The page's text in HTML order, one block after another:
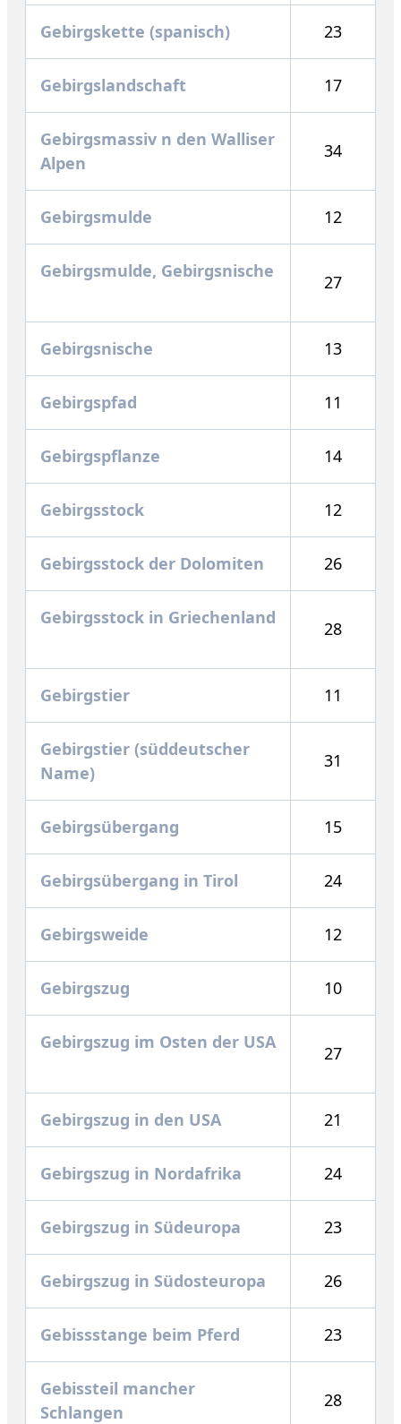
Gebirgskette (spanisch) 23
Gebirgslandschaft 17
Gebirgsmassiv n den Walliser
Alpen
34
Gebirgsmulde 12
Gebirgsmulde, Gebirgsnische
27
Gebirgsnische 13
Gebirgspfad 11
Gebirgspflanze 14
Gebirgsstock 12
Gebirgsstock der Dolomiten 26
Gebirgsstock in Griechenland
28
Gebirgstier 11
Gebirgstier (süddeutscher
Name)
31
Gebirgsübergang 15
Gebirgsübergang in Tirol 24
Gebirgsweide 12
Gebirgszug 10
Gebirgszug im Osten der USA
27
Gebirgszug in den USA 21
Gebirgszug in Nordafrika 24
Gebirgszug in Südeuropa 23
Gebirgszug in Südosteuropa 26
Gebissstange beim Pferd 23
Gebissteil mancher
Schlangen
28